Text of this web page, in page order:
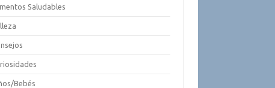
Saludables
Bebés